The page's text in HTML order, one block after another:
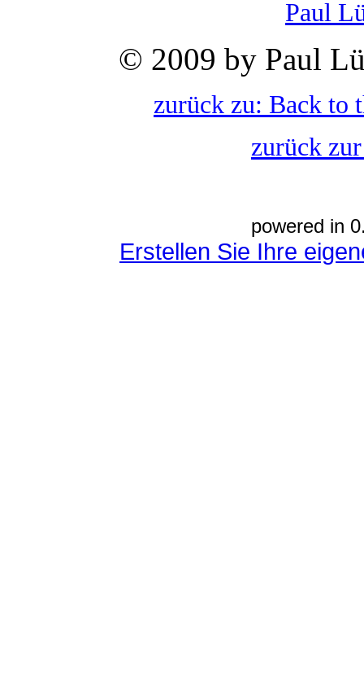
Paul
© 2009 by Paul
zurück zu: Back to
zurück
powered in
Erstellen Sie Ihre